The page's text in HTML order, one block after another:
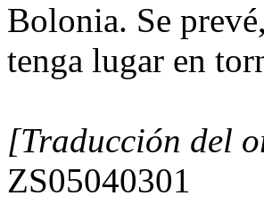
Bolonia. Se
tenga lugar en
[Traducción del
ZS05040301